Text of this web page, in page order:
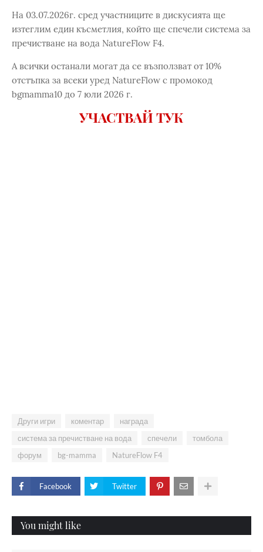
На 03.07.2026г. сред участниците в дискусията ще
изтеглим един късметлия, който ще спечели система за
пречистване на вода NatureFlow F4.
А всички останали могат да се възползват от 10%
отстъпка за всеки уред NatureFlow с промокод
bgmamma10 до 7 юли 2026 г.
УЧАСТВАЙ ТУК
Други игри коментар
награда
система за пречистване на вода
спечели
томбола
форум
bg-mamma NatureFlow F4
Facebook Twitter
You might like